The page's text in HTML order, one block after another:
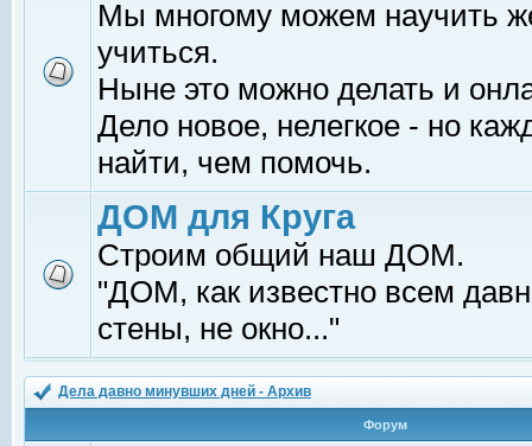
Мы многому можем научить
учиться.
Ныне это можно делать и
Дело новое, нелегкое - но
найти, чем помочь.
ДОМ для Круга
Строим общий наш ДОМ.
"ДОМ, как известно всем
стены, не окно..."
Дела давно минувших дней - Архив
Форум